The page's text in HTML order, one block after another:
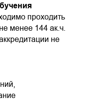
проходить
менее 144 ак.ч.
не